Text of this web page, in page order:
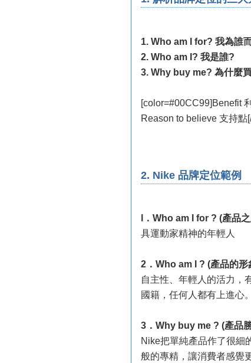
1. Who am I for? 我為誰
2. Who am I? 我是誰?
3. Why buy me? 為什麼
[color=#00CC99]Benefit
Reason to believe 支持點
2. Nike 品牌定位範例
l．Who am I for ? (產品
具運動家精神的年輕人
2．Who am I ? (產品的形
自主性、年輕人的活力，
國籍，任何人都有上進心。
3．Why buy me ? (產品
Nike把單純產品作了很細
般的專精，讓消費者感覺